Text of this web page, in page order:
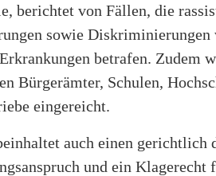
berichtet von Fällen, die
sowie Diskriminierungen
betrafen. Zudem
Bürgerämter, Schulen,
eingereicht.
auch einen gerichtlich
und ein